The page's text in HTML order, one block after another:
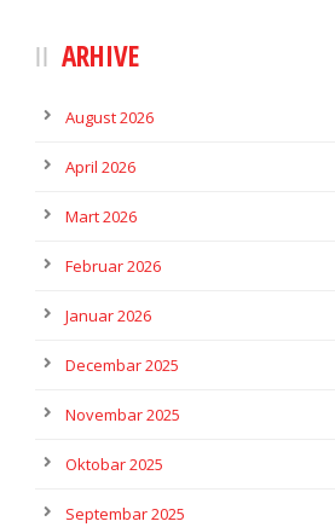
ARHIVE
August 2026
April 2026
Mart 2026
Februar 2026
Januar 2026
Decembar 2025
Novembar 2025
Oktobar 2025
Septembar 2025